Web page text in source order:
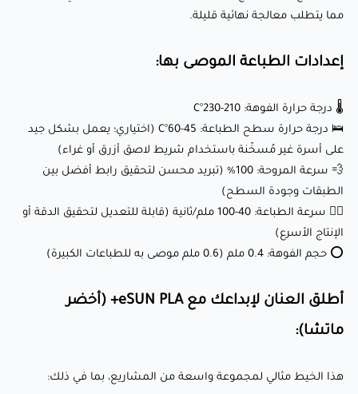
هذا الخيط مثالي لمجموعة واسعة من المشاريع، بما في ذلك:
🎨 النماذج الفنية: إنشاء النحت، التماثيل، والقطع الزخرفية بلمسة
🎁 هدايا مخصصة: مثالية لصناعة هدايا شخصية مثل المناضد،
حوامل الهواتف، أو مستلزمات المكتب.
🏠 ديكور المنزل: أضف لمسة طبيعية ومينيمالية إلى منزلك مع
المزهريات، الأواني النباتية، أو الفنون الجدارية باللون الأخضر
🛠️ النماذج الأولية الوظيفية: مثالية لإنشاء أشياء وظيفية مثل
لماذا يحبه العملاء؟
✅ لون أخضر ماتشا هادئ: الدرجة الخضراء الناعمة والأرضية تضيف
مما يتطلب معالجة نهائية قليلة.
إعدادات الطباعة الموصى بها:
🌡️ درجة حرارة الفوهة: 210-230°C
🛌 درجة حرارة سطح الطباعة: 45-60°C (اختياري؛ يعمل بشكل جيد
على أسرة غير مُسخّنة باستخدام شريط لاصق أزرق أو غراء)
💨 سرعة المروحة: 100% (تبريد محسن لتحقيق رابط أفضل بين
الطبقات وجودة السطح)
🏃‍♂️ سرعة الطباعة: 40-100 ملم/ثانية (قابلة للتعديل لتحقيق الدقة أو
الإنتاج الأسرع)
⭕ حجم الفوهة: 0.4 ملم (0.6 ملم موصى به للطباعات الكبيرة)
أطلق العنان لإبداعك مع eSUN PLA+ (أخضر
ماتشا):
هذا الخيط مثالي لمجموعة واسعة من المشاريع، بما في ذلك: